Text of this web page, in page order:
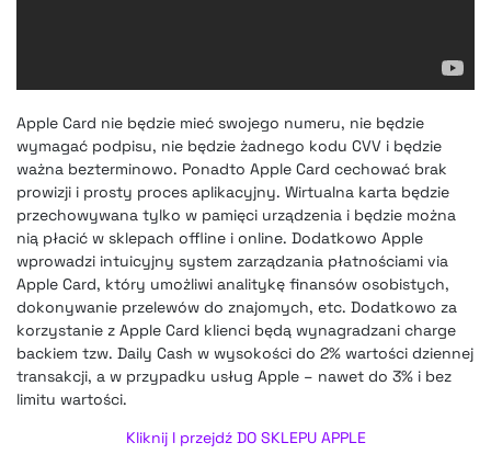
Apple Card nie będzie mieć swojego numeru, nie będzie
wymagać podpisu, nie będzie żadnego kodu CVV i będzie
ważna bezterminowo. Ponadto Apple Card cechować brak
prowizji i prosty proces aplikacyjny. Wirtualna karta będzie
przechowywana tylko w pamięci urządzenia i będzie można
nią płacić w sklepach offline i online. Dodatkowo Apple
wprowadzi intuicyjny system zarządzania płatnościami via
Apple Card, który umożliwi analitykę finansów osobistych,
dokonywanie przelewów do znajomych, etc. Dodatkowo za
korzystanie z Apple Card klienci będą wynagradzani charge
backiem tzw. Daily Cash w wysokości do 2% wartości dziennej
transakcji, a w przypadku usług Apple – nawet do 3% i bez
limitu wartości.
Kliknij I przejdź DO SKLEPU APPLE